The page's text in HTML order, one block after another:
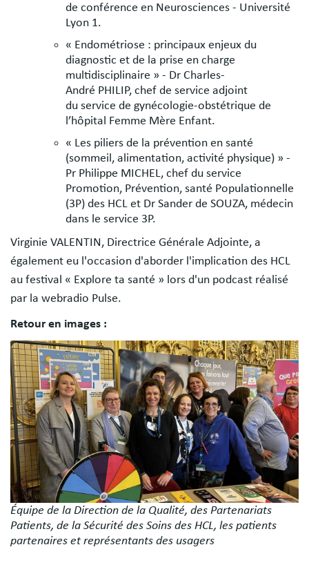
de conférence en Neurosciences - Université
Lyon 1.
« Endométriose : principaux enjeux du
diagnostic et de la prise en charge
multidisciplinaire » - Dr Charles-
André PHILIP, chef de service adjoint
du service de gynécologie-obstétrique de
l’hôpital Femme Mère Enfant.
« Les piliers de la prévention en santé
(sommeil, alimentation, activité physique) » -
Pr Philippe MICHEL, chef du service
Promotion, Prévention, santé Populationnelle
(3P) des HCL et Dr Sander de SOUZA, médecin
dans le service 3P.
Virginie VALENTIN, Directrice Générale Adjointe, a
également eu l'occasion d'aborder l'implication des HCL
au festival « Explore ta santé » lors d'un podcast réalisé
par la webradio Pulse.
Retour en images :
Image
Équipe de la Direction de la Qualité, des Partenariats
Patients, de la Sécurité des Soins des HCL, les patients
partenaires et représentants des usagers